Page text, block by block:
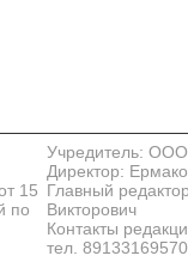
15
по
Учредитель:
Директор:
Главный
Викторович
Контакты
тел. 89133169570